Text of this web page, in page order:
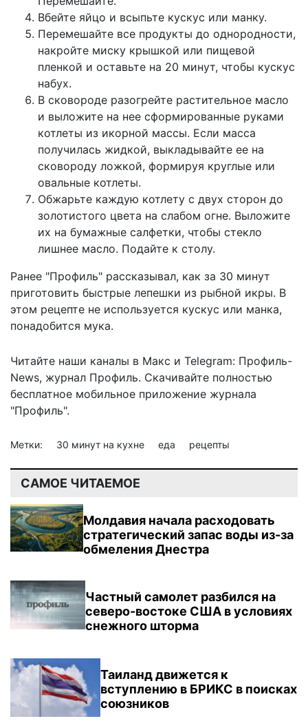
Вбейте яйцо и всыпьте кускус или манку.
Перемешайте все продукты до однородности,
накройте миску крышкой или пищевой
пленкой и оставьте на 20 минут, чтобы кускус
набух.
В сковороде разогрейте растительное масло
и выложите на нее сформированные руками
котлеты из икорной массы. Если масса
получилась жидкой, выкладывайте ее на
сковороду ложкой, формируя круглые или
овальные котлеты.
Обжарьте каждую котлету с двух сторон до
золотистого цвета на слабом огне. Выложите
их на бумажные салфетки, чтобы стекло
лишнее масло. Подайте к столу.
Ранее "Профиль" рассказывал, как за 30 минут
приготовить быстрые лепешки из рыбной икры. В
этом рецепте не используется кускус или манка,
понадобится мука.
Читайте наши каналы в Макс и Telegram: Профиль-
News, журнал Профиль. Скачивайте полностью
бесплатное мобильное приложение журнала
"Профиль".
Метки: 30 минут на кухне еда рецепты
САМОЕ ЧИТАЕМОЕ
Молдавия начала расходовать
стратегический запас воды из-за
обмеления Днестра
Частный самолет разбился на
северо-востоке США в условиях
снежного шторма
Таиланд движется к
вступлению в БРИКС в поисках
союзников